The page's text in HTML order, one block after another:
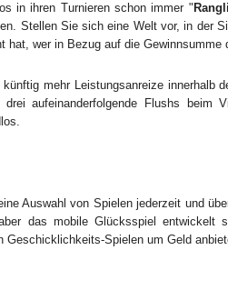
in ihren Turnieren schon immer "
Stellen Sie sich eine Welt vor, in der
hat, wer in Bezug auf die
mehr Leistungsanreize
drei aufeinanderfolgende Flushs
Auswahl von Spielen jederzeit und
das mobile Glücksspiel entwickelt
Geschicklichkeits-Spielen um Geld